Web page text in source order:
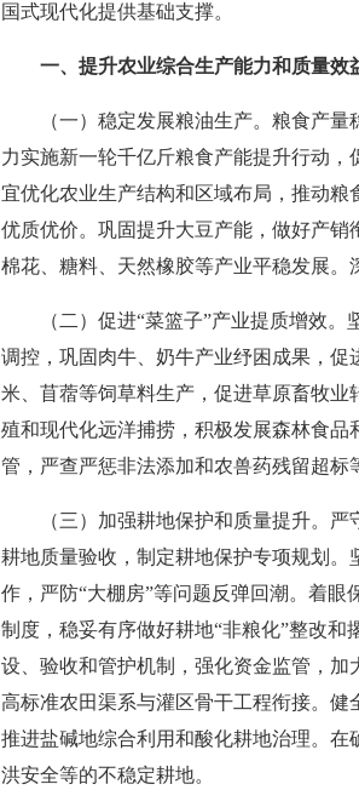
国式现代化提供基础支撑。
一、提升农业综合生产能力和质量效
（一）稳定发展粮油生产。粮食产
力实施新一轮千亿斤粮食产能提升行动
宜优化农业生产结构和区域布局，推动粮
优质优价。巩固提升大豆产能，做好产
棉花、糖料、天然橡胶等产业平稳发展。
（二）促进“菜篮子”产业提质增效
调控，巩固肉牛、奶牛产业纾困成果，
米、苜蓿等饲草料生产，促进草原畜牧
殖和现代化远洋捕捞，积极发展森林食
管，严查严惩非法添加和农兽药残留超标
（三）加强耕地保护和质量提升。
耕地质量验收，制定耕地保护专项规划
作，严防“大棚房”等问题反弹回潮。着
制度，稳妥有序做好耕地“非粮化”整改
设、验收和管护机制，强化资金监管，
高标准农田渠系与灌区骨干工程衔接。
推进盐碱地综合利用和酸化耕地治理。
洪安全等的不稳定耕地。